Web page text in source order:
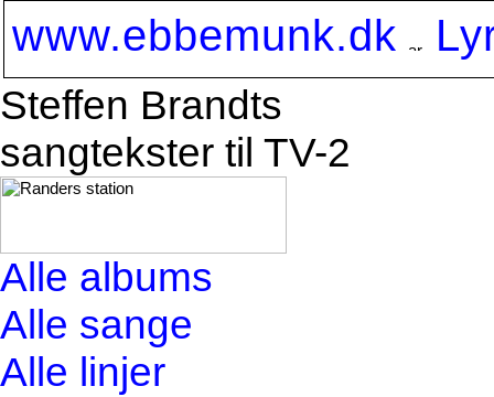
www.ebbemunk.dk
Steffen Brandts
sangtekster til TV-2
Alle albums
Alle sange
Alle linjer